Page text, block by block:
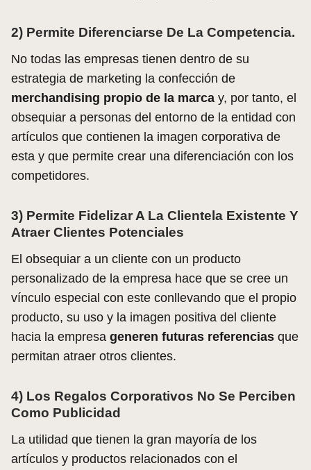
2) Permite Diferenciarse De La Competencia.
No todas las empresas tienen dentro de su
estrategia de marketing la confección de
merchandising propio de la marca y, por tanto, el
obsequiar a personas del entorno de la entidad con
artículos que contienen la imagen corporativa de
esta y que permite crear una diferenciación con los
competidores.
3) Permite Fidelizar A La Clientela Existente Y
Atraer Clientes Potenciales
El obsequiar a un cliente con un producto
personalizado de la empresa hace que se cree un
vínculo especial con este conllevando que el propio
producto, su uso y la imagen positiva del cliente
hacia la empresa generen futuras referencias que
permitan atraer otros clientes.
4) Los Regalos Corporativos No Se Perciben
Como Publicidad
La utilidad que tienen la gran mayoría de los
artículos y productos relacionados con el